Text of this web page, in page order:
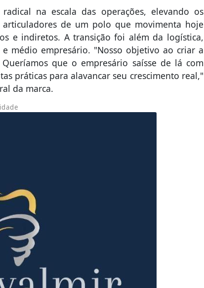
na escala das operações, elevando os
de um polo que movimenta hoje
e indiretos. A transição foi além da logística,
médio empresário. "Nosso objetivo ao criar a
que o empresário saísse de lá com
práticas para alavancar seu crescimento real,"
da marca.